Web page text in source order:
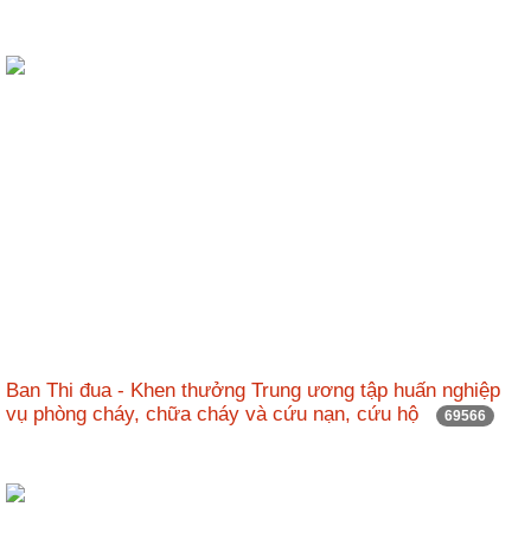
Ban Thi đua - Khen thưởng Trung ương tập huấn nghiệp
vụ phòng cháy, chữa cháy và cứu nạn, cứu hộ
69566